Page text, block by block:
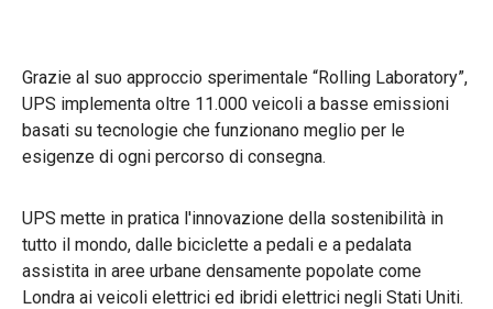
Grazie al suo approccio sperimentale “Rolling Laboratory”,
UPS implementa oltre 11.000 veicoli a basse emissioni
basati su tecnologie che funzionano meglio per le
esigenze di ogni percorso di consegna.
UPS mette in pratica l'innovazione della sostenibilità in
tutto il mondo, dalle biciclette a pedali e a pedalata
assistita in aree urbane densamente popolate come
Londra ai veicoli elettrici ed ibridi elettrici negli Stati Uniti.